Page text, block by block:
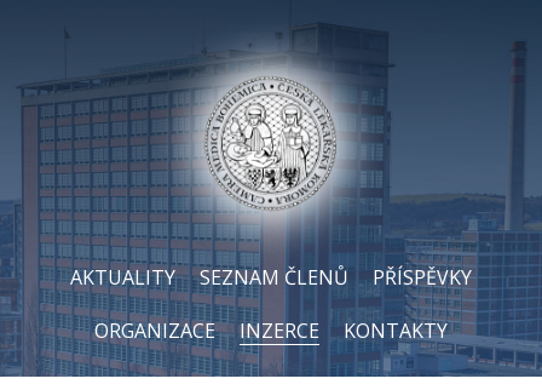
AKTUALITY SEZNAM ČLENŮ
PŘÍSPĚVKY
ORGANIZACE
INZERCE KONTAKTY